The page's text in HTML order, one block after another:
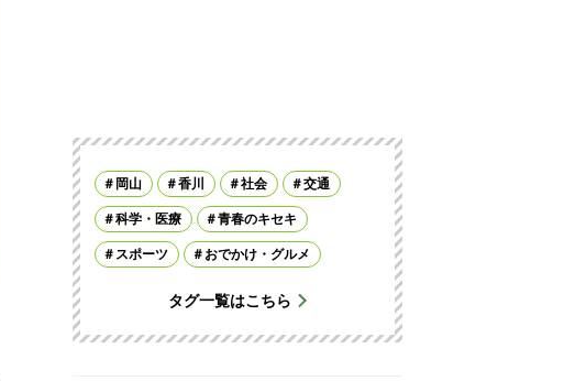
岡山 香川 社会 交通
科学・医療 青春のキセキ
スポーツ おでかけ・グルメ
タグ一覧はこちら